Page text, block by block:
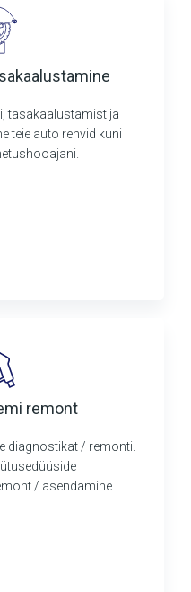
tasakaalustamist ja
teie auto rehvid kuni
remont
diagnostikat / remonti.
/ asendamine.